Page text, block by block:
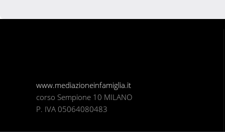
www.mediazioneinfamiglia.it
corso Sempione 10 MILANO
P. IVA 05064080483